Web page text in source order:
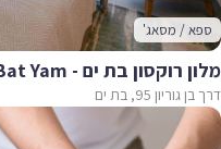
ספא / מסאג'
דרך בן גוריון 95, בת ים